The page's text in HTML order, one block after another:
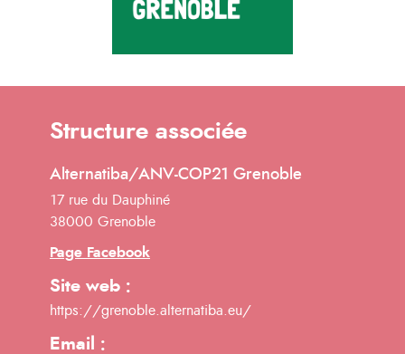
Structure associée
Alternatiba/ANV-COP21 Grenoble
17 rue du Dauphiné
38000 Grenoble
Page Facebook
Site web :
https://grenoble.alternatiba.eu/
Email :